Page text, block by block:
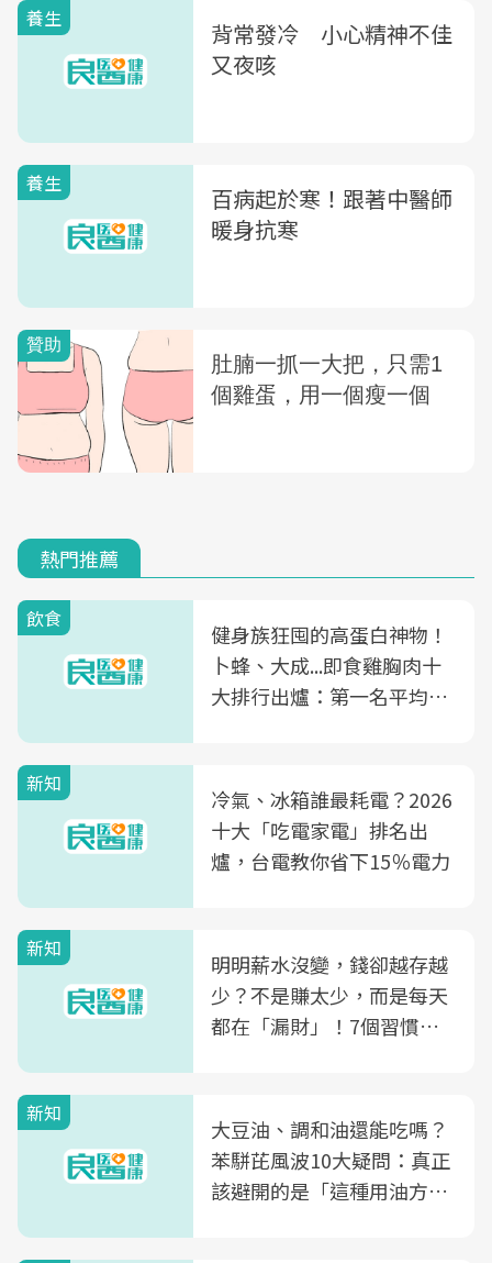
養生
背常發冷 小心精神不佳
又夜咳
養生
百病起於寒！跟著中醫師
暖身抗寒
熱門推薦
飲食
健身族狂囤的高蛋白神物！
卜蜂、大成...即食雞胸肉十
大排行出爐：第一名平均一
新知
冷氣、冰箱誰最耗電？2026
十大「吃電家電」排名出
爐，台電教你省下15％電力
新知
明明薪水沒變，錢卻越存越
少？不是賺太少，而是每天
都在「漏財」！7個習慣一
新知
大豆油、調和油還能吃嗎？
苯駢芘風波10大疑問：真正
該避開的是「這種用油方